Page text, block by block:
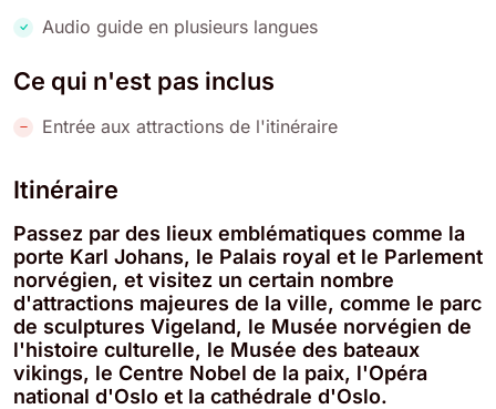
Audio guide en plusieurs langues
Ce qui n'est pas inclus
Entrée aux attractions de l'itinéraire
Itinéraire
Passez par des lieux emblématiques comme la
porte Karl Johans, le Palais royal et le Parlement
norvégien, et visitez un certain nombre
d'attractions majeures de la ville, comme le parc
de sculptures Vigeland, le Musée norvégien de
l'histoire culturelle, le Musée des bateaux
vikings, le Centre Nobel de la paix, l'Opéra
national d'Oslo et la cathédrale d'Oslo.